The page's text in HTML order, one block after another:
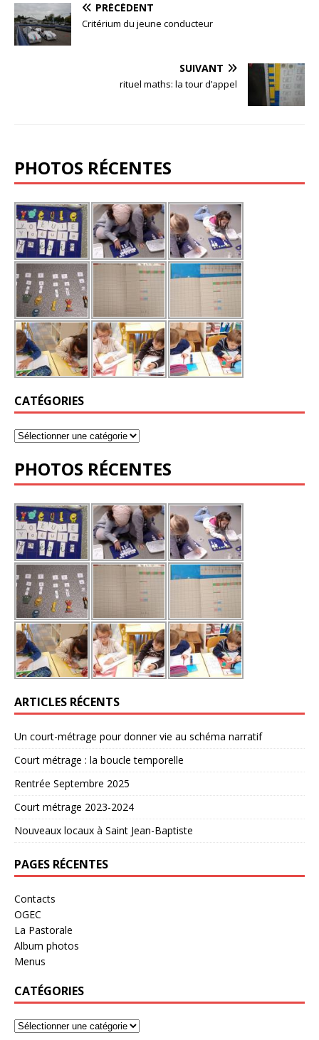
PRÉCÉDENT
Critérium du jeune conducteur
SUIVANT
rituel maths: la tour d’appel
PHOTOS RÉCENTES
CATÉGORIES
PHOTOS RÉCENTES
ARTICLES RÉCENTS
Un court-métrage pour donner vie au schéma narratif
Court métrage : la boucle temporelle
Rentrée Septembre 2025
Court métrage 2023-2024
Nouveaux locaux à Saint Jean-Baptiste
PAGES RÉCENTES
Contacts
OGEC
La Pastorale
Album photos
Menus
CATÉGORIES